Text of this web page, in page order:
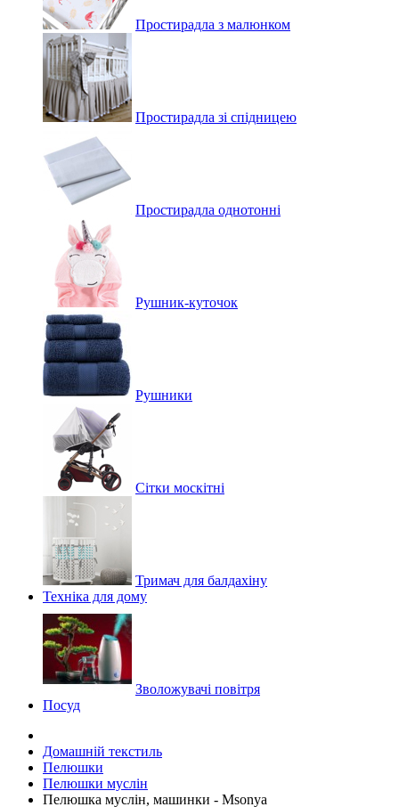
Простирадла з малюнком
Простирадла зі спідницею
Простирадла однотонні
Рушник-куточок
Рушники
Сітки москітні
Тримач для балдахіну
Техніка для дому
Зволожувачі повітря
Посуд
Домашній текстиль
Пелюшки
Пелюшки муслін
Пелюшка муслін, машинки - Msonya